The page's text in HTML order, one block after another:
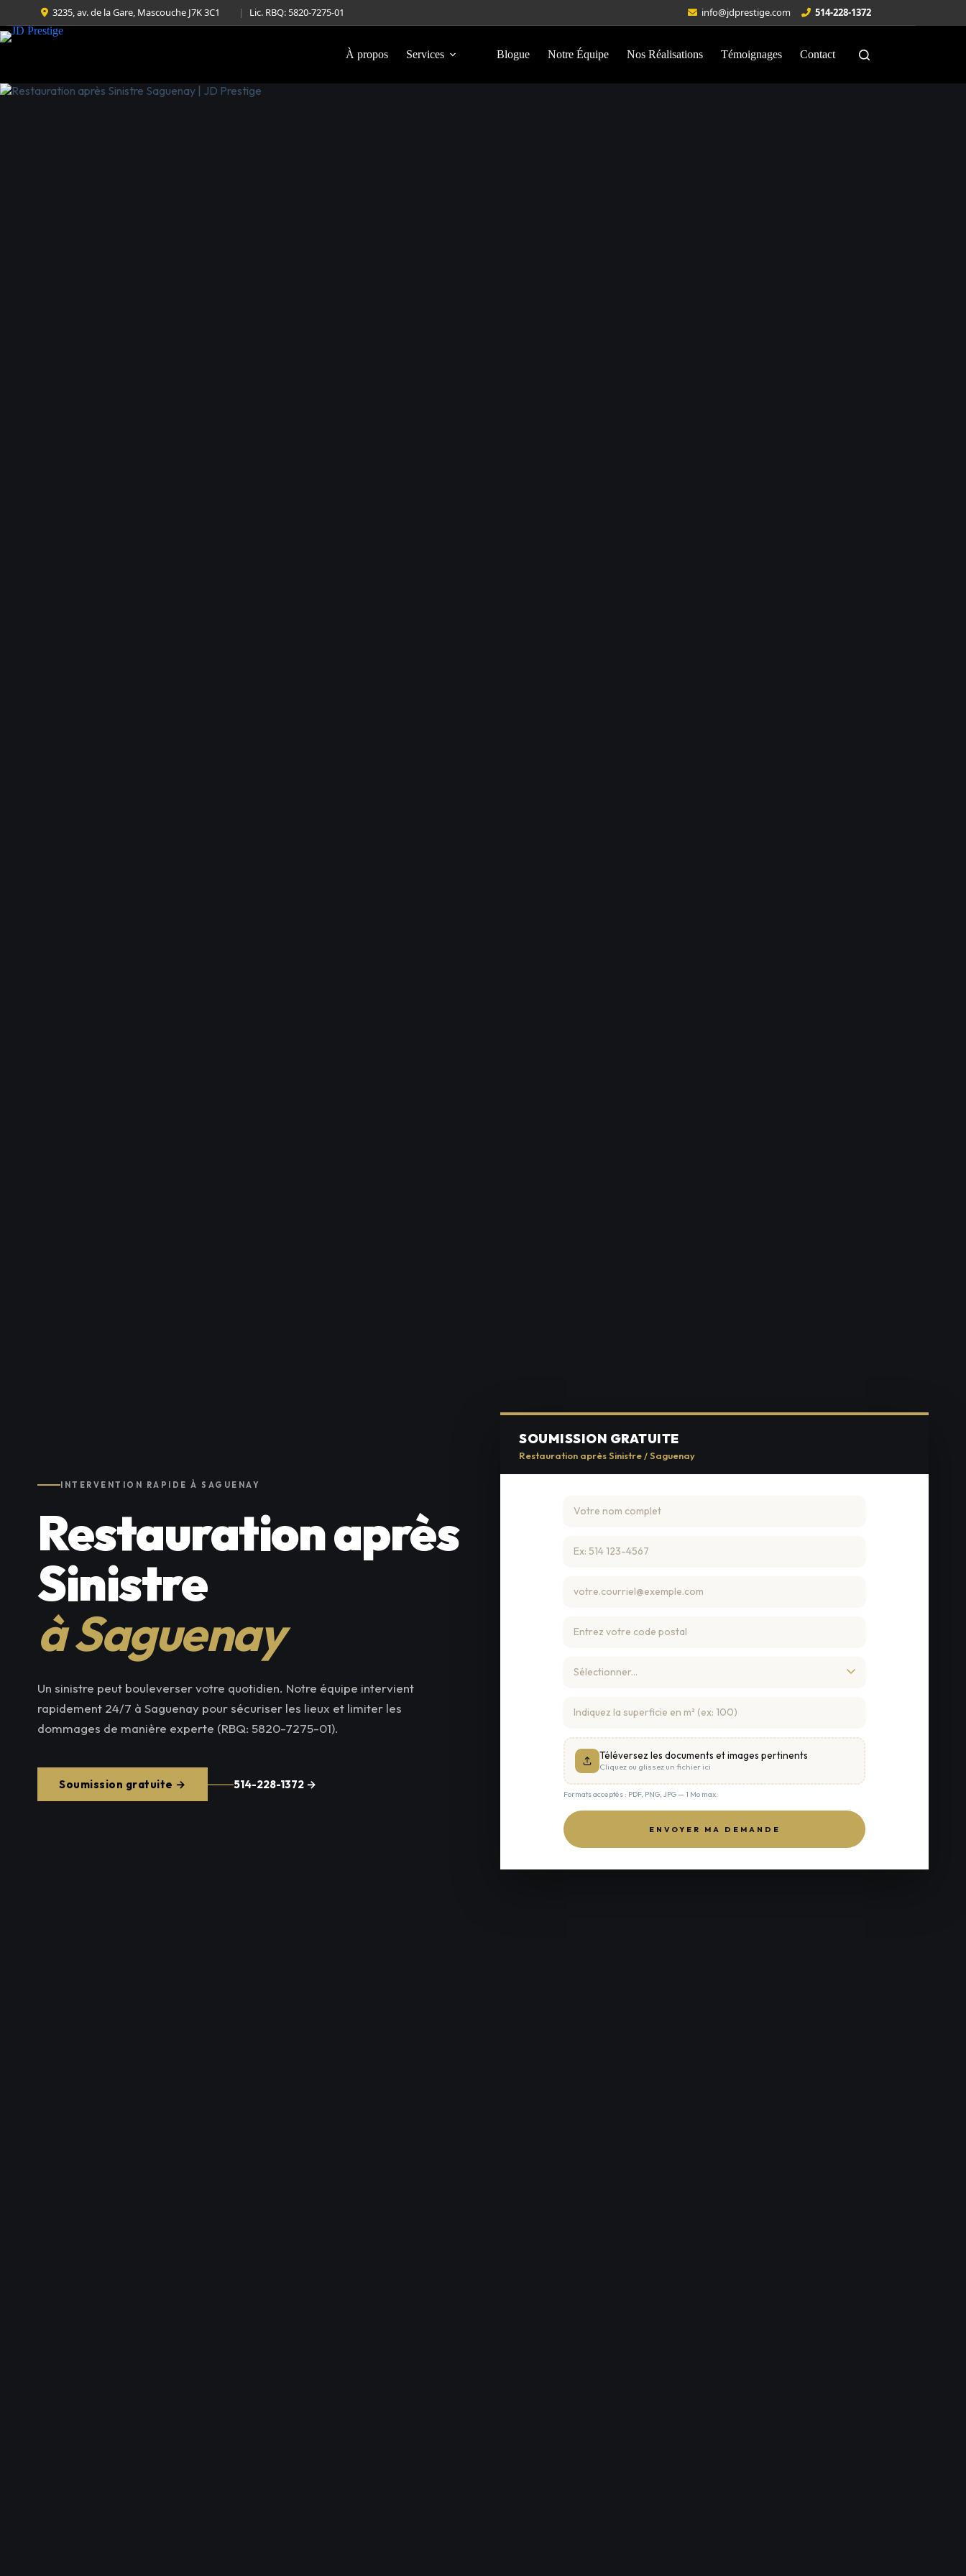
3235, av. de la Gare, Mascouche J7K 3C1 | Lic. RBQ: 5820-7275-01 info@jdprestige.com 514-228-1372
À propos Services Blogue Notre Équipe Nos Réalisations Témoignages Contact
INTERVENTION RAPIDE À SAGUENAY
Restauration après
Sinistre
à Saguenay
Un sinistre peut bouleverser votre quotidien. Notre équipe intervient
rapidement 24/7 à Saguenay pour sécuriser les lieux et limiter les
dommages de manière experte (RBQ: 5820-7275-01).
Soumission gratuite → 514-228-1372 →
SOUMISSION GRATUITE
Restauration après Sinistre / Saguenay
Téléversez les documents et images pertinents
Cliquez ou glissez un fichier ici
Formats acceptés : PDF, PNG, JPG — 1 Mo max.
ENVOYER MA DEMANDE